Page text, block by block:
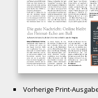
Vorherige Print-